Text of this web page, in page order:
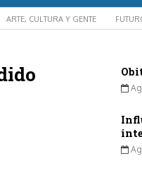
ARTE, CULTURA Y GENTE